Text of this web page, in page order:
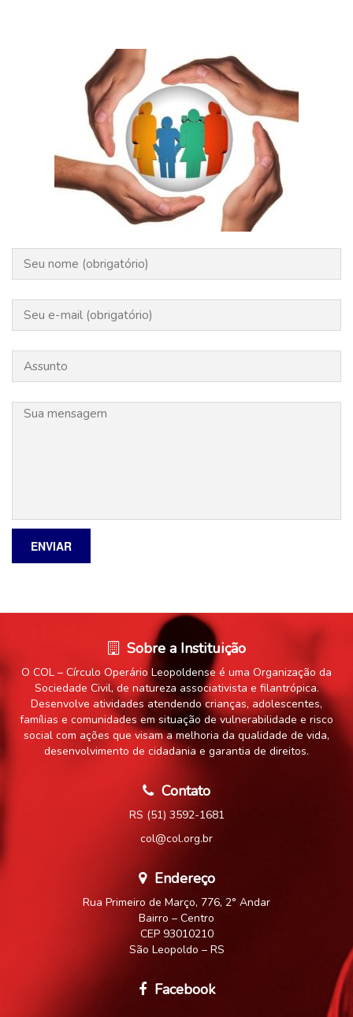
Sobre a Instituição
O COL – Círculo Operário Leopoldense é uma Organização da
Sociedade Civil, de natureza associativista e filantrópica.
Desenvolve atividades atendendo crianças, adolescentes,
famílias e comunidades em situação de vulnerabilidade e risco
social com ações que visam a melhoria da qualidade de vida,
desenvolvimento de cidadania e garantia de direitos.
Contato
RS (51) 3592-1681
col@col.org.br
Endereço
Rua Primeiro de Março, 776, 2° Andar
Bairro – Centro
CEP 93010210
São Leopoldo – RS
Facebook